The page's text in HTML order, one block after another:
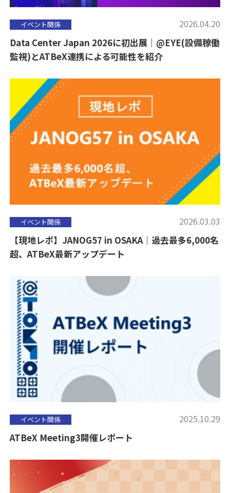
イベント関係 2026.04.20
Data Center Japan 2026に初出展｜@EYE(設備稼働
監視)とATBeX連携による可能性を紹介
イベント関係 2026.03.03
【現地レポ】JANOG57 in OSAKA｜過去最多6,000名
超、ATBeX最新アップデート
イベント関係 2025.10.29
ATBeX Meeting3開催レポート